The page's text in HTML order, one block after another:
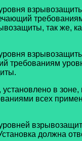
так же,
требованиям
в зоне,
всех
должна